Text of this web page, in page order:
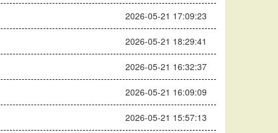
2026-05-21 17:09:23
2026-05-21 18:29:41
2026-05-21 16:32:37
2026-05-21 16:09:09
2026-05-21 15:57:13